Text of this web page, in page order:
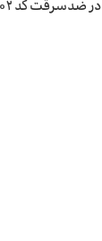
در ضدسرقت کد RS-A502